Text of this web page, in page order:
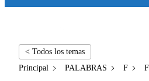
< Todos los temas
Principal
PALABRAS F